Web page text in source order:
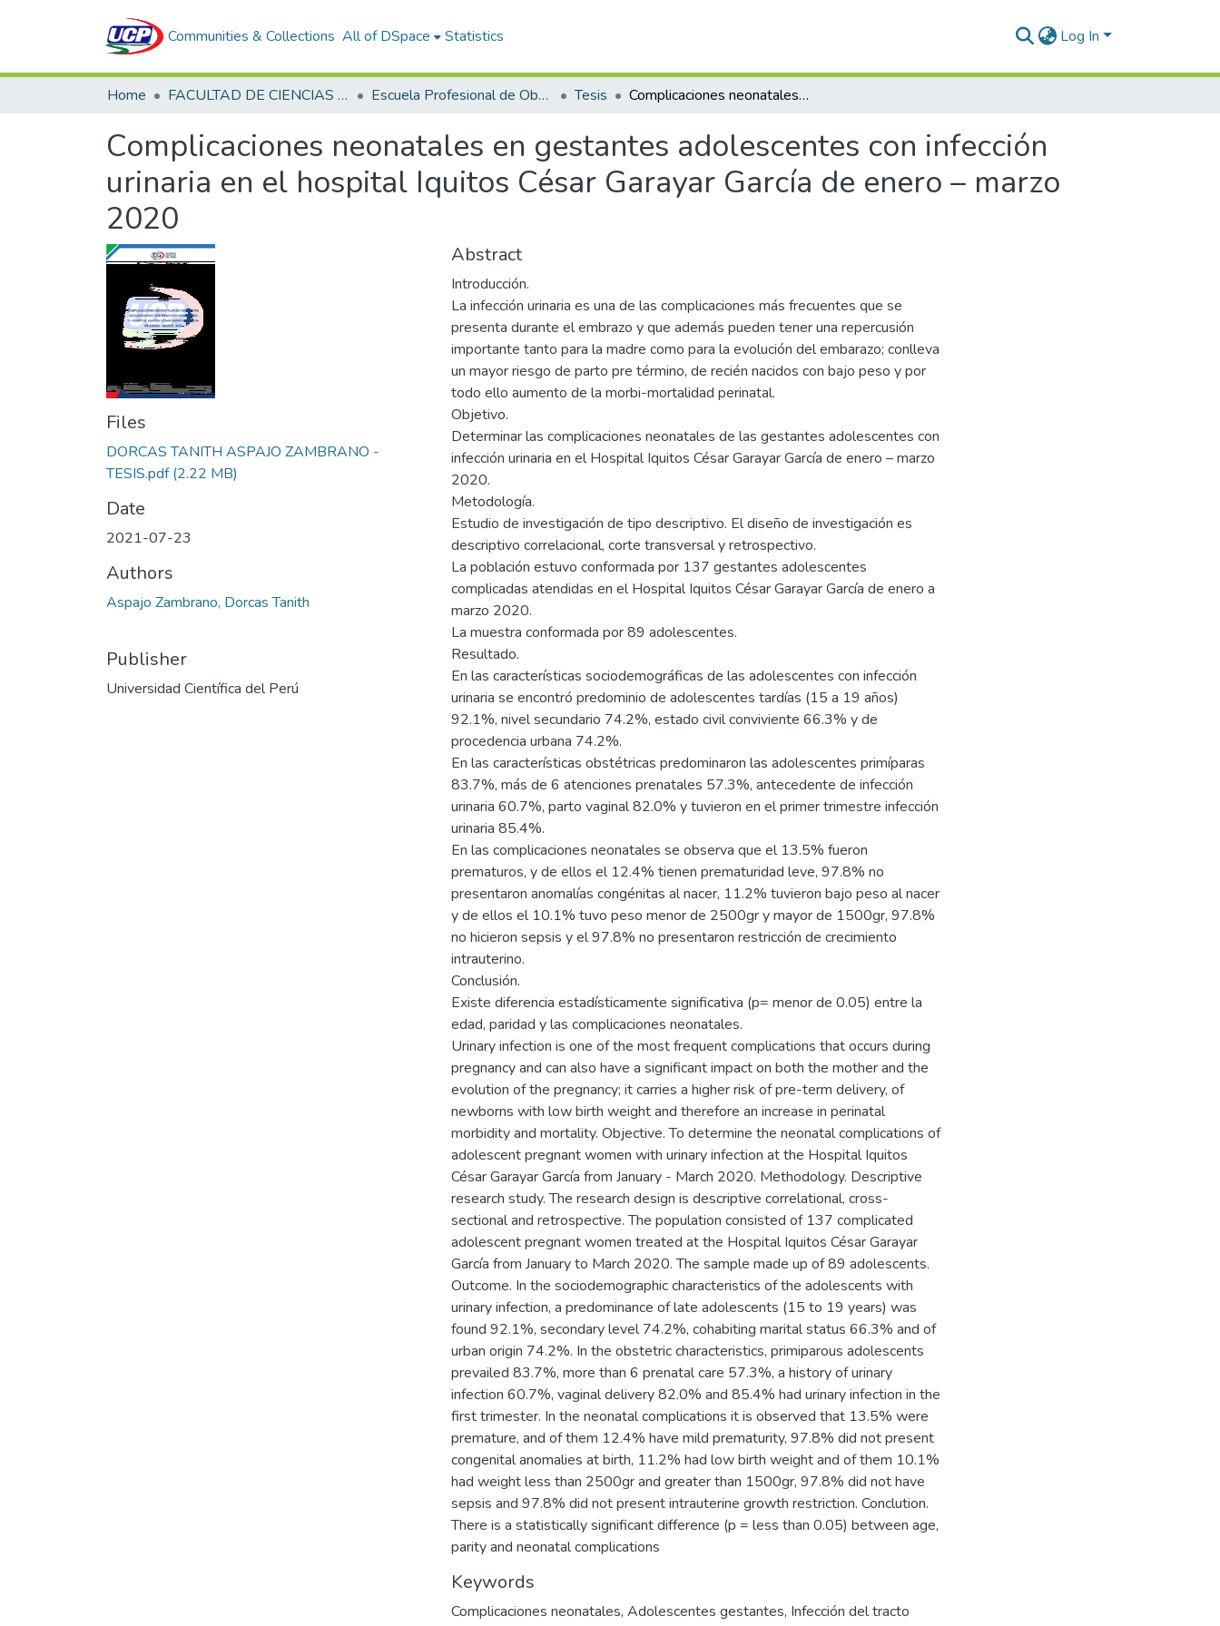
Communities & Collections All of DSpace Statistics Log In
Home FACULTAD DE CIENCIAS DE LA SALUD Escuela Profesional de Obstetricia Tesis Complicaciones neonatales en gestantes adolescentes con infección urinaria en el hospital Iquitos César Garayar García de enero – marzo 2020
Complicaciones neonatales en gestantes adolescentes con infección
urinaria en el hospital Iquitos César Garayar García de enero – marzo
2020
Files
DORCAS TANITH ASPAJO ZAMBRANO -
TESIS.pdf(2.22 MB)
Date
2021-07-23
Authors
Aspajo Zambrano, Dorcas Tanith
Publisher
Universidad Científica del Perú
Abstract
Introducción.
La infección urinaria es una de las complicaciones más frecuentes que se
presenta durante el embrazo y que además pueden tener una repercusión
importante tanto para la madre como para la evolución del embarazo; conlleva
un mayor riesgo de parto pre término, de recién nacidos con bajo peso y por
todo ello aumento de la morbi-mortalidad perinatal.
Objetivo.
Determinar las complicaciones neonatales de las gestantes adolescentes con
infección urinaria en el Hospital Iquitos César Garayar García de enero – marzo
2020.
Metodología.
Estudio de investigación de tipo descriptivo. El diseño de investigación es
descriptivo correlacional, corte transversal y retrospectivo.
La población estuvo conformada por 137 gestantes adolescentes
complicadas atendidas en el Hospital Iquitos César Garayar García de enero a
marzo 2020.
La muestra conformada por 89 adolescentes.
Resultado.
En las características sociodemográficas de las adolescentes con infección
urinaria se encontró predominio de adolescentes tardías (15 a 19 años)
92.1%, nivel secundario 74.2%, estado civil conviviente 66.3% y de
procedencia urbana 74.2%.
En las características obstétricas predominaron las adolescentes primíparas
83.7%, más de 6 atenciones prenatales 57.3%, antecedente de infección
urinaria 60.7%, parto vaginal 82.0% y tuvieron en el primer trimestre infección
urinaria 85.4%.
En las complicaciones neonatales se observa que el 13.5% fueron
prematuros, y de ellos el 12.4% tienen prematuridad leve, 97.8% no
presentaron anomalías congénitas al nacer, 11.2% tuvieron bajo peso al nacer
y de ellos el 10.1% tuvo peso menor de 2500gr y mayor de 1500gr, 97.8%
no hicieron sepsis y el 97.8% no presentaron restricción de crecimiento
intrauterino.
Conclusión.
Existe diferencia estadísticamente significativa (p= menor de 0.05) entre la
edad, paridad y las complicaciones neonatales.
Urinary infection is one of the most frequent complications that occurs during
pregnancy and can also have a significant impact on both the mother and the
evolution of the pregnancy; it carries a higher risk of pre-term delivery, of
newborns with low birth weight and therefore an increase in perinatal
morbidity and mortality. Objective. To determine the neonatal complications of
adolescent pregnant women with urinary infection at the Hospital Iquitos
César Garayar García from January - March 2020. Methodology. Descriptive
research study. The research design is descriptive correlational, cross-
sectional and retrospective. The population consisted of 137 complicated
adolescent pregnant women treated at the Hospital Iquitos César Garayar
García from January to March 2020. The sample made up of 89 adolescents.
Outcome. In the sociodemographic characteristics of the adolescents with
urinary infection, a predominance of late adolescents (15 to 19 years) was
found 92.1%, secondary level 74.2%, cohabiting marital status 66.3% and of
urban origin 74.2%. In the obstetric characteristics, primiparous adolescents
prevailed 83.7%, more than 6 prenatal care 57.3%, a history of urinary
infection 60.7%, vaginal delivery 82.0% and 85.4% had urinary infection in the
first trimester. In the neonatal complications it is observed that 13.5% were
premature, and of them 12.4% have mild prematurity, 97.8% did not present
congenital anomalies at birth, 11.2% had low birth weight and of them 10.1%
had weight less than 2500gr and greater than 1500gr, 97.8% did not have
sepsis and 97.8% did not present intrauterine growth restriction. Conclution.
There is a statistically significant difference (p = less than 0.05) between age,
parity and neonatal complications
Keywords
Complicaciones neonatales, Adolescentes gestantes, Infección del tracto